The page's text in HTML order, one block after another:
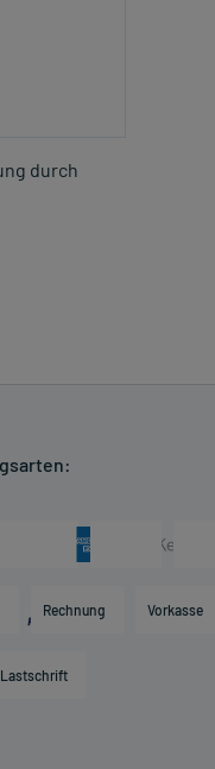
durch
Rechnung Vorkasse